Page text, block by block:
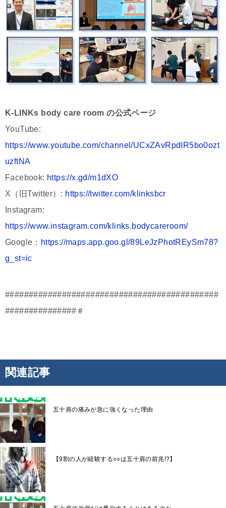
K-LINKs body care room の公式ページ
YouTube:
https://www.youtube.com/channel/UCxZAvRpdIR5bo0ozt
uzftNA
Facebook: https://x.gd/m1dXO
X（旧Twitter）: https://twitter.com/klinksbcr
Instagram:
https://www.instagram.com/klinks.bodycareroom/
Google： https://maps.app.goo.gl/89LeJzPhotREySm78?
g_st=ic
#############################################
###############＃
関連記事
五十肩の痛みが急に強くなった理由
【9割の人が経験する○○は五十肩の前兆!?】